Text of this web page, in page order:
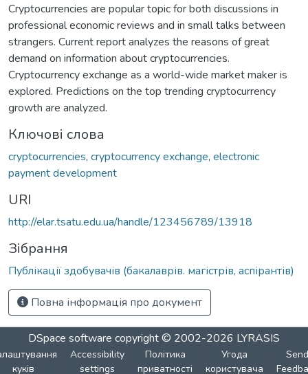
Cryptocurrencies are popular topic for both discussions in
professional economic reviews and in small talks between
strangers. Current report analyzes the reasons of great
demand on information about cryptocurrencies.
Cryptocurrency exchange as a world-wide market maker is
explored. Predictions on the top trending cryptocurrency
growth are analyzed.
Ключові слова
cryptocurrencies, cryptocurrency exchange, electronic
payment development
URI
http://elar.tsatu.edu.ua/handle/123456789/13918
Зібрання
Публікації здобувачів (бакалаврів. магістрів, аспірантів)
Повна інформація про документ
DSpace software copyright © 2002-2026 LYRASIS
куків
Accessibility
settings
Політика
приватності
Угода
користувача
Send